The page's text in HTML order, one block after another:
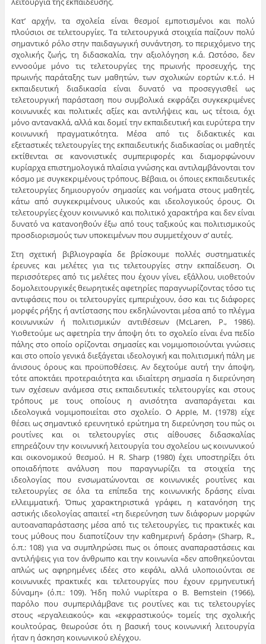
Κατ’ αρχήν, τα σχολεία είναι θεσμοί εμποτισμένοι και πολύ
πλούσιοι σε τελετουργίες. Τα τελετουργικά στοιχεία παίζουν πολύ
σημαντικό ρόλο στην παιδαγωγική συνάντηση, το περιεχόμενο της
σχολικής ζωής, τη διδασκαλία, την αξιολόγηση κ.ά. Ωστόσο, δεν
εννοούμε μόνο τις τελετουργίες της πρωινής προσευχής, της
πρωινής παράταξης των μαθητών, των σχολικών εορτών κ.τ.ό. Η
εκπαιδευτική διαδικασία είναι δυνατό να προσεγγισθεί ως
τελετουργική παράσταση που συμβολικά εκφράζει συγκεκριμένες
κοινωνικές και πολιτικές αξίες και αντιλήψεις και, ως τέτοια, όχι
μόνο αντανακλά, αλλά και δομεί την εκπαιδευτική και ευρύτερα την
κοινωνική πραγματικότητα. Μέσα από τις διδακτικές και
εξεταστικές τελετουργίες της εκπαιδευτικής διαδικασίας οι μαθητές
εκτίθενται σε κανονιστικές συμπεριφορές και διαμορφώνουν
κυρίαρχα επιστημολογικά πλαίσια γνώσης και αντιλαμβάνονται τον
κόσμο με συγκεκριμένους τρόπους. Βέβαια, οι όποιες εκπαιδευτικές
τελετουργίες δημιουργούν σημασίες και νοήματα στους μαθητές,
κάτω από συγκεκριμένους υλικούς και ιδεολογικούς όρους. Οι
τελετουργίες έχουν κοινωνικό και πολιτικό χαρακτήρα και δεν είναι
δυνατό να κατανοηθούν έξω από τους ταξικούς και πολιτισμικούς
προσδιορισμούς των υποκειμένων που συμμετέχουν σ’ αυτές.
Στη σχετική βιβλιογραφία δε βρίσκουμε πολλές συστηματικές
έρευνες και μελέτες για τις τελετουργίες στην εκπαίδευση. Οι
περισσότερες από τις μελέτες που έχουν γίνει, εξάλλου, υιοθετούν
δομολειτουργικές θεωρητικές αφετηρίες παραγνωρίζοντας τόσο τις
αντιφάσεις που οι τελετουργίες εμπεριέχουν, όσο και τις διάφορες
μορφές ρήξης ή αντίστασης που εκδηλώνονται μέσα από το πλέγμα
κοινωνικών ή πολιτισμικών αντιθέσεων (McLaren, Ρ., 1986).
Υιοθετούμε ως αφετηρία την άποψη ότι το σχολείο είναι ένα πεδίο
πάλης στο οποίο ορίζονται σημασίες και νομιμοποιούνται γνώσεις
και στο οποίο γενικά διεξάγεται ιδεολογική και πολιτισμική πάλη με
άνισους όρους και προϋποθέσεις. Αν δεχτούμε αυτή την άποψη,
τότε αποκτάει προτεραιότητα και ιδιαίτερη σημασία η διερεύνηση
των σχέσεων ανάμεσα στις εκπαιδευτικές τελετουργίες και στους
τρόπους με τους οποίους η ανισότητα αναπαράγεται και
ιδεολογικά νομιμοποιείται στο σχολείο. Ο AppIe, Μ. (1978) είχε
θέσει ως σημαντικό ερευνητικό ερώτημα τη διερεύνηση του πώς οι
ρουτίνες και οι τελετουργίες στις αίθουσες διδασκαλίας
επηρεάζουν την κοινωνική λειτουργία του σχολείου ως κοινωνικού
και οικονομικού θεσμού. Η R. Sharp (1980) έχει υποστηρίξει ότι
οποιαδήποτε ανάλυση που παραγνωρίζει τα στοιχεία της
ιδεολογίας που ενσωματώνονται σε κοινωνικές ρουτίνες και
τελετουργίες σε όλα τα επίπεδα της κοινωνικής δράσης είναι
ελλειμματική. Όπως χαρακτηριστικά γράφει, η κατανόηση της
αστικής ιδεολογίας απαιτεί «τη διερεύνηση των διάφορων μορφών
αυτοαναπαράστασης μέσα από τις τελετουργίες, τις πρακτικές και
τους μύθους που διαποτίζουν την καθημερινή δράση» (Sharp, R.,
ό.π.: 108) για να συμπληρώσει πως οι όποιες αναπαραστάσεις και
αντιλήψεις για τον άνθρωπο και την κοινωνία «δεν αποθηκεύονται
απλώς ως αφηρημένες ιδέες στο κεφάλι, αλλά υλοποιούνται σε
κοινωνικές πρακτικές και τελετουργίες που έχουν ερμηνευτική
δύναμη» (ό.π.: 109). Ήδη πολύ νωρίτερα ο Β. Bemstein (1966),
παρόλο που συμπεριλάμβανε τις ρουτίνες και τις τελετουργίες
στους «εργαλειακούς» και «εκφραστικούς» τομείς της σχολικής
κουλτούρας, θεωρούσε ότι η βασική τους κοινωνική λειτουργία
ήταν η άσκηση κοινωνικού ελέγχου.